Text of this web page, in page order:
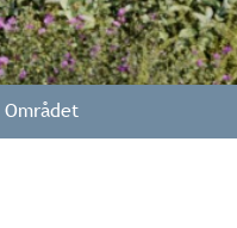
Området